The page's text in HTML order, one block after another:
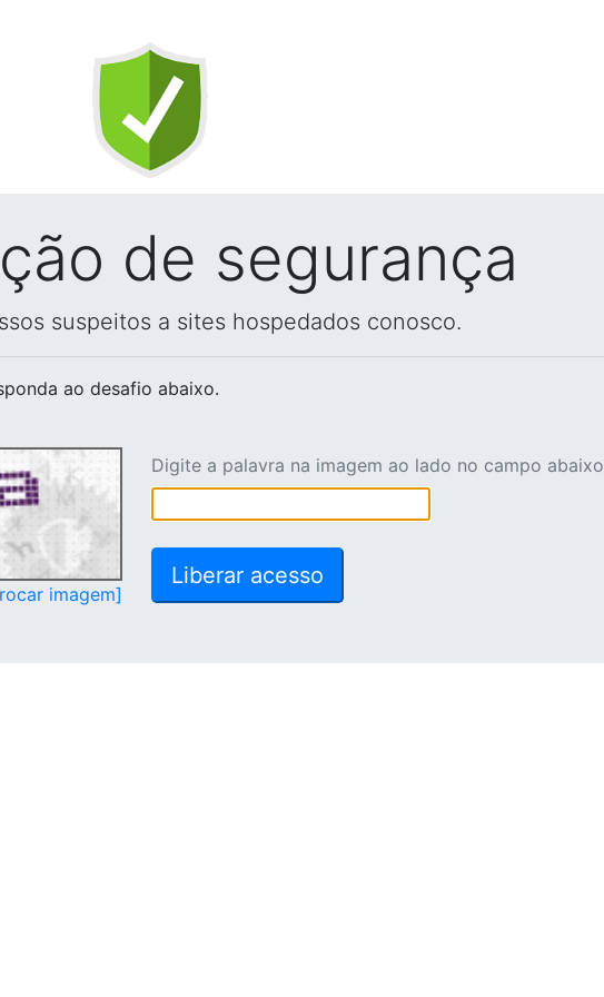
de segurança
suspeitos a sites hospedados conosco.
ao desafio abaixo.
imagem]
Digite a palavra na imagem ao lado no campo abaixo